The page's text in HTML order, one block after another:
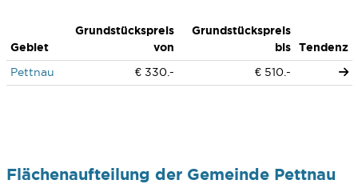
Gebiet
Grundstückspreis
von
Grundstückspreis
bis
Tendenz
Pettnau
€ 330.- € 510.-
Flächenaufteilung der Gemeinde Pettnau